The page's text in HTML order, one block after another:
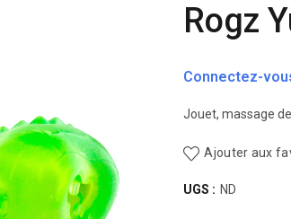
Rogz
Connectez-
Jouet, massage
Ajouter aux
UGS : ND